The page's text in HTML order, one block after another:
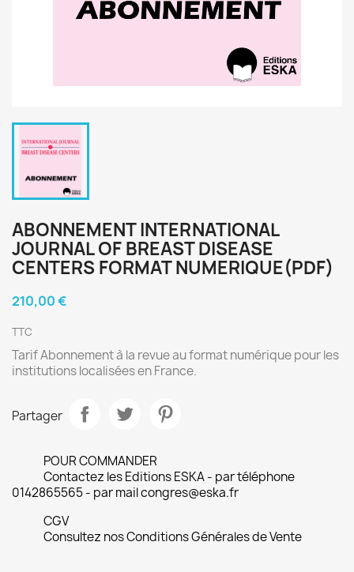
ABONNEMENT INTERNATIONAL
JOURNAL OF BREAST DISEASE
CENTERS FORMAT NUMERIQUE(PDF)
210,00 €
TTC
Tarif Abonnement à la revue au format numérique pour les
institutions localisées en France.
Partager
POUR COMMANDER
Contactez les Editions ESKA - par téléphone
0142865565 - par mail congres@eska.fr
CGV
Consultez nos Conditions Générales de Vente